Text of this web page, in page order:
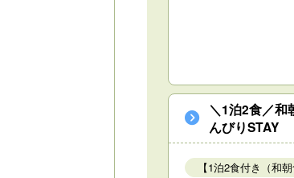
＼1泊2食／
んびりSTAY
【1泊2食付き（和朝